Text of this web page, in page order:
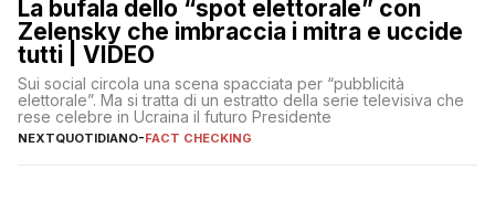
La bufala dello “spot elettorale” con
Zelensky che imbraccia i mitra e uccide
tutti | VIDEO
Sui social circola una scena spacciata per “pubblicità
elettorale”. Ma si tratta di un estratto della serie televisiva che
rese celebre in Ucraina il futuro Presidente
NEXTQUOTIDIANO-FACT CHECKING